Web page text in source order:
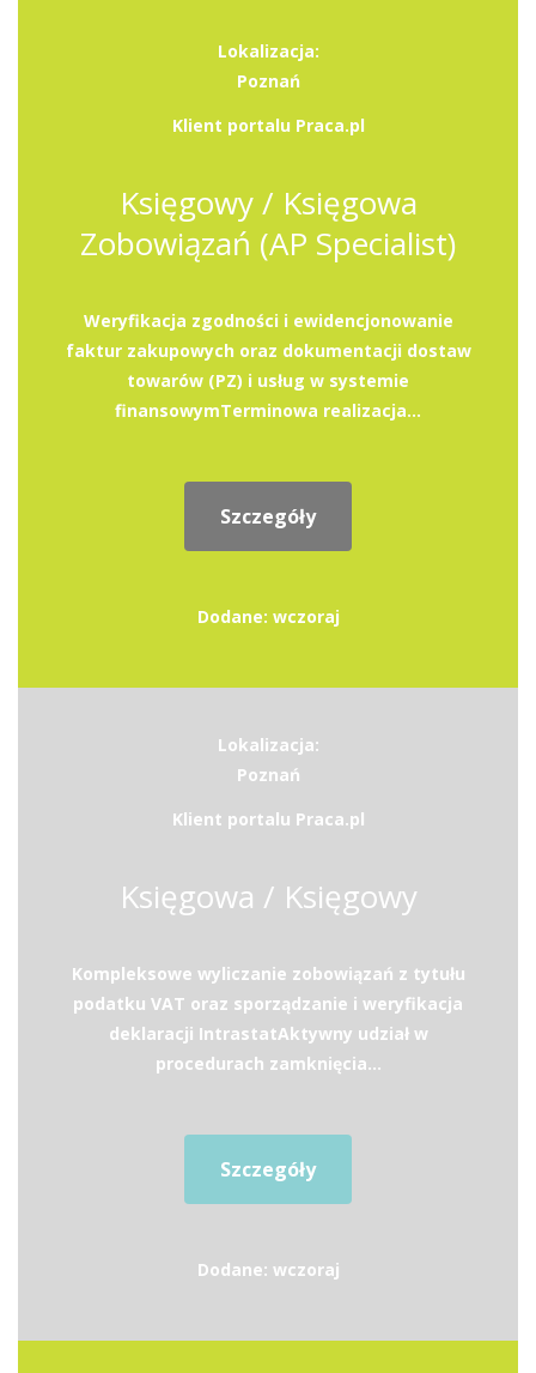
Lokalizacja:
Poznań
Klient portalu Praca.pl
Księgowy / Księgowa
Zobowiązań (AP Specialist)
Weryfikacja zgodności i ewidencjonowanie
faktur zakupowych oraz dokumentacji dostaw
towarów (PZ) i usług w systemie
finansowymTerminowa realizacja...
Szczegóły
Dodane: wczoraj
Lokalizacja:
Poznań
Klient portalu Praca.pl
Księgowa / Księgowy
Kompleksowe wyliczanie zobowiązań z tytułu
podatku VAT oraz sporządzanie i weryfikacja
deklaracji IntrastatAktywny udział w
procedurach zamknięcia...
Szczegóły
Dodane: wczoraj